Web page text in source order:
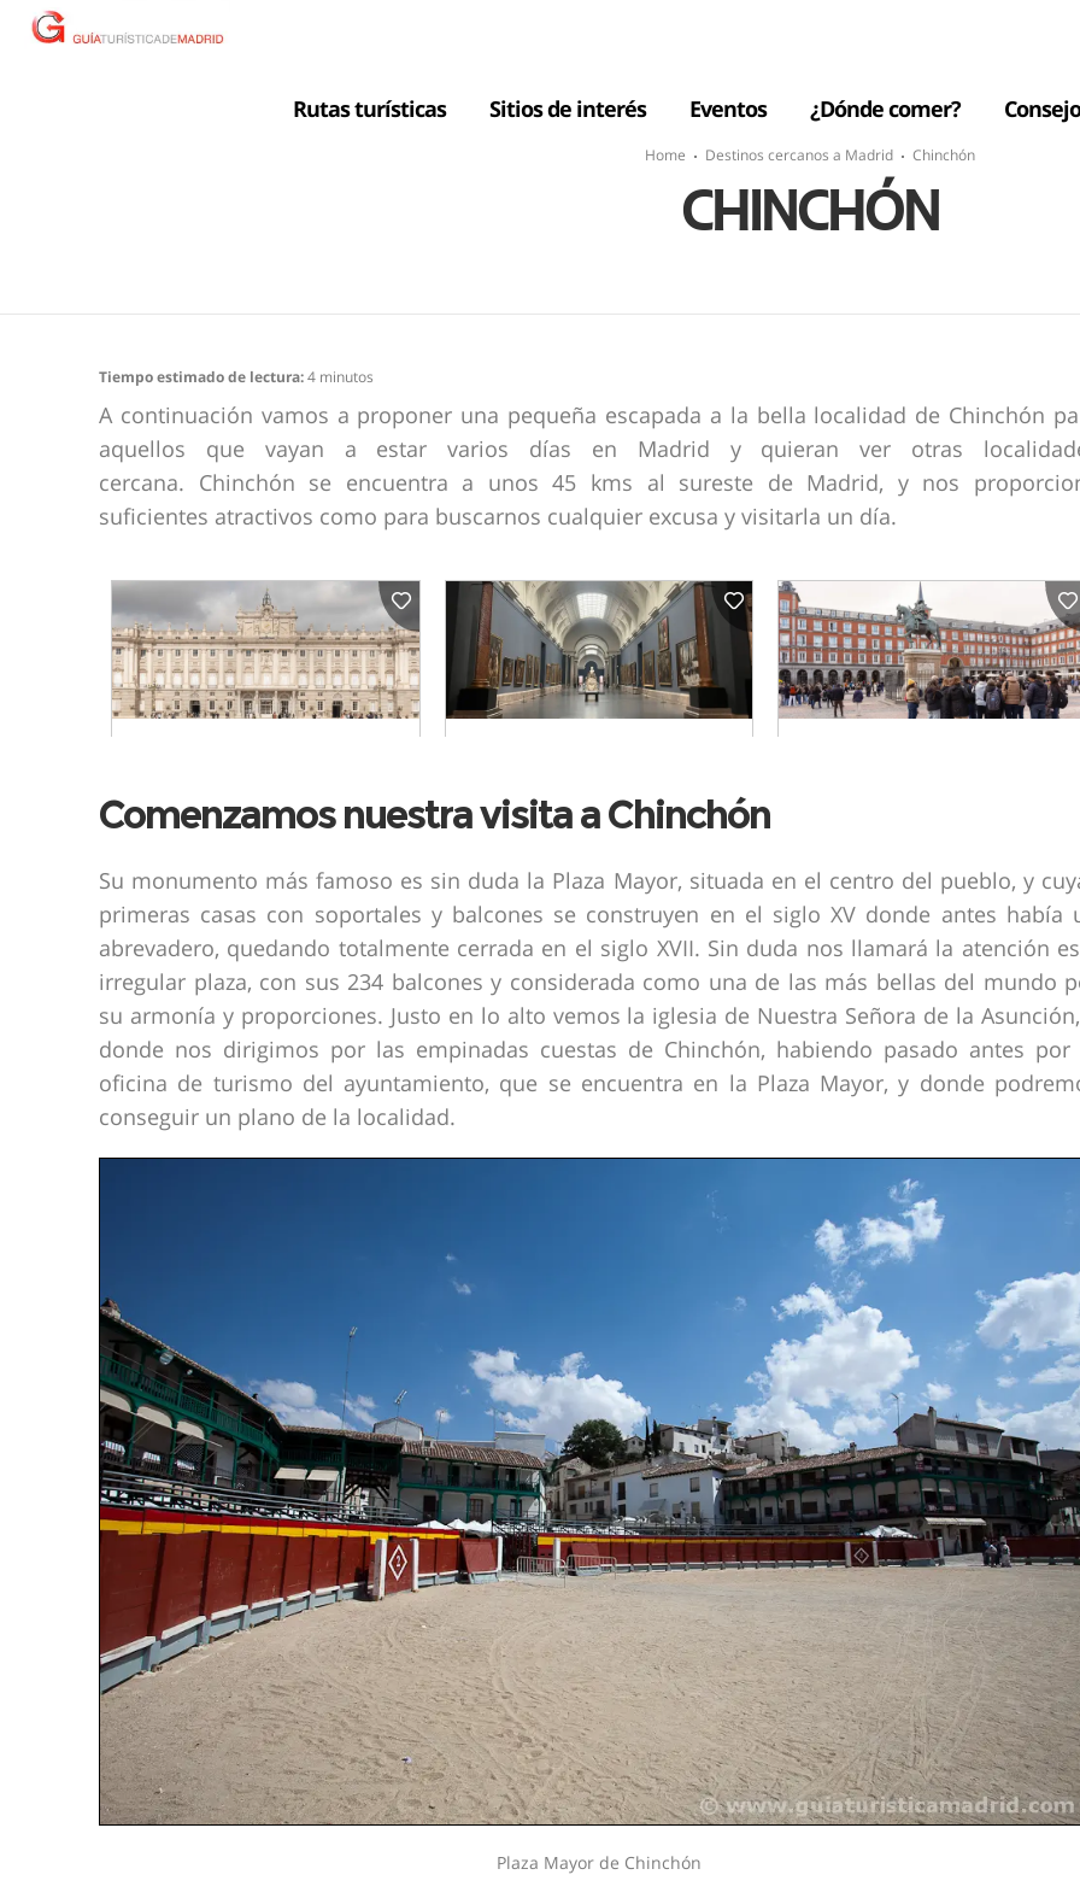
Rutas turísticas Sitios de interés Eventos ¿Dónde comer?
Home Destinos cercanos a Madrid Chinchón
CHINCHÓN
Tiempo estimado de lectura:4 minutos
A continuación vamos a proponer una pequeña escapada a la bella localidad de Chinchón
aquellos que vayan a estar varios días en Madrid y quieran ver otras
cercana. Chinchón se encuentra a unos 45 kms al sureste de Madrid, y nos
suficientes atractivos como para buscarnos cualquier excusa y visitarla un día.
Comenzamos nuestra visita a Chinchón
Su monumento más famoso es sin duda la Plaza Mayor, situada en el centro del pueblo, y
primeras casas con soportales y balcones se construyen en el siglo XV donde antes había
abrevadero, quedando totalmente cerrada en el siglo XVII. Sin duda nos llamará la atención
irregular plaza, con sus 234 balcones y considerada como una de las más bellas del mundo
su armonía y proporciones. Justo en lo alto vemos la iglesia de Nuestra Señora de la
donde nos dirigimos por las empinadas cuestas de Chinchón, habiendo pasado antes por
oficina de turismo del ayuntamiento, que se encuentra en la Plaza Mayor, y donde
conseguir un plano de la localidad.
Plaza Mayor de Chinchón